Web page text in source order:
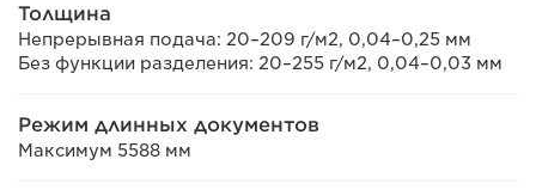
Толщина
Непрерывная подача: 20–209 г/м2, 0,04–0,25 мм
Без функции разделения: 20–255 г/м2, 0,04–0,03 мм
Режим длинных документов
Максимум 5588 мм